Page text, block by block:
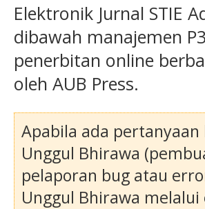
Elektronik Jurnal STIE
dibawah manajemen
penerbitan online
oleh AUB Press.
Apabila ada
Unggul Bhirawa
pelaporan bug atau
Unggul Bhirawa